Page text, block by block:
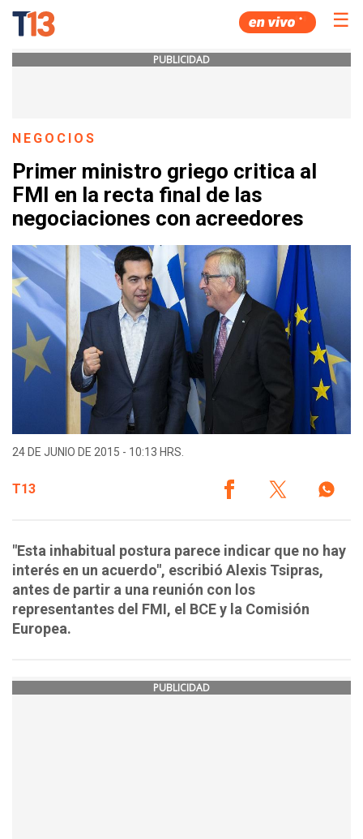
☰
PUBLICIDAD
NEGOCIOS
Primer ministro griego critica al
FMI en la recta final de las
negociaciones con acreedores
24 DE JUNIO DE 2015 - 10:13 HRS.
T13
"Esta inhabitual postura parece indicar que no hay
interés en un acuerdo", escribió Alexis Tsipras,
antes de partir a una reunión con los
representantes del FMI, el BCE y la Comisión
Europea.
PUBLICIDAD